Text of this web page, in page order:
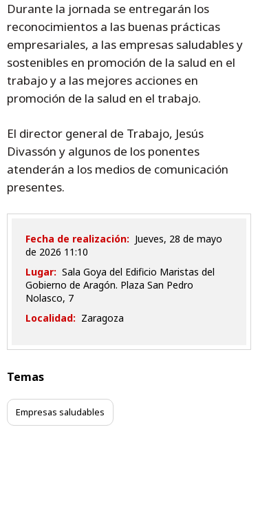
Durante la jornada se entregarán los
reconocimientos a las buenas prácticas
empresariales, a las empresas saludables y
sostenibles en promoción de la salud en el
trabajo y a las mejores acciones en
promoción de la salud en el trabajo.
El director general de Trabajo, Jesús
Divassón y algunos de los ponentes
atenderán a los medios de comunicación
presentes.
Fecha de realización: jueves, 28 de mayo
de 2026 11:10
Lugar: Sala Goya del Edificio Maristas del
Gobierno de Aragón. Plaza San Pedro
Nolasco, 7
Localidad: Zaragoza
Temas
Empresas saludables